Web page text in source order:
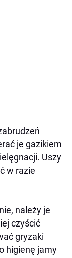
je gazikiem
Uszy
w razie
należy je
czyścić
gryzaki
higienę jamy